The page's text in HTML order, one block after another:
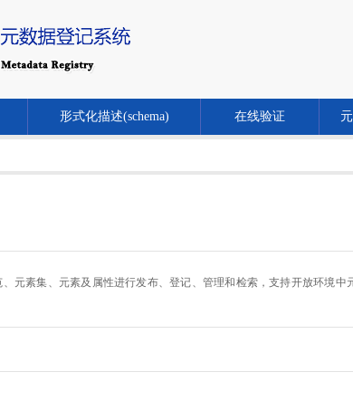
形式化描述(schema) 在线验证
、元素集、元素及属性进行发布、登记、管理和检索，支持开放环境